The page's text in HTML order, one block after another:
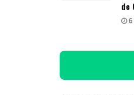
de
6